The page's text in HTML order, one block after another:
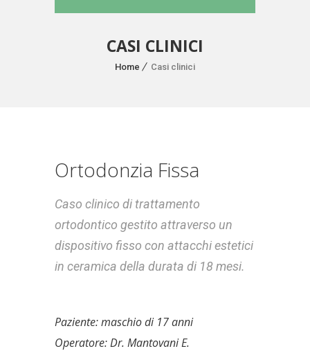
CASI CLINICI
Home Casi clinici
Ortodonzia Fissa
Caso clinico di trattamento
ortodontico gestito attraverso un
dispositivo fisso con attacchi estetici
in ceramica della durata di 18 mesi.
Paziente: maschio di 17 anni
Operatore: Dr. Mantovani E.